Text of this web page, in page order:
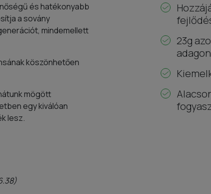
és hatékonyabb
a sovány
mindemellett
köszönhetően
mögött
egy kiválóan
lesz.
23g